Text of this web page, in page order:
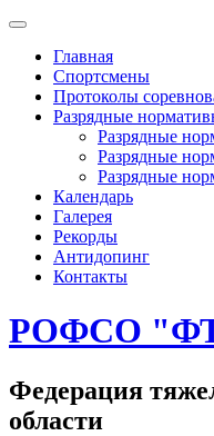
Skip
contentГлавная
Спортсмены
Протоколы
Разрядные
Разрядные
Разрядные
Разрядные
Календарь
Галерея
Рекорды
Антидопинг
Контакты
РОФСО
Федерация
области